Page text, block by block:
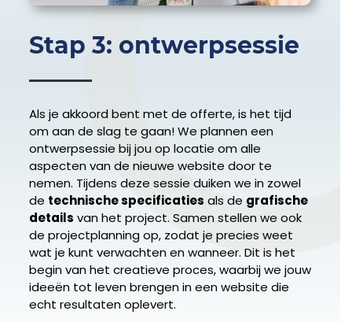
Stap 3: ontwerpsessie
Als je akkoord bent met de offerte, is het tijd
om aan de slag te gaan! We plannen een
ontwerpsessie bij jou op locatie om alle
aspecten van de nieuwe website door te
nemen. Tijdens deze sessie duiken we in zowel
de technische specificaties als de grafische
details van het project. Samen stellen we ook
de projectplanning op, zodat je precies weet
wat je kunt verwachten en wanneer. Dit is het
begin van het creatieve proces, waarbij we jouw
ideeën tot leven brengen in een website die
echt resultaten oplevert.